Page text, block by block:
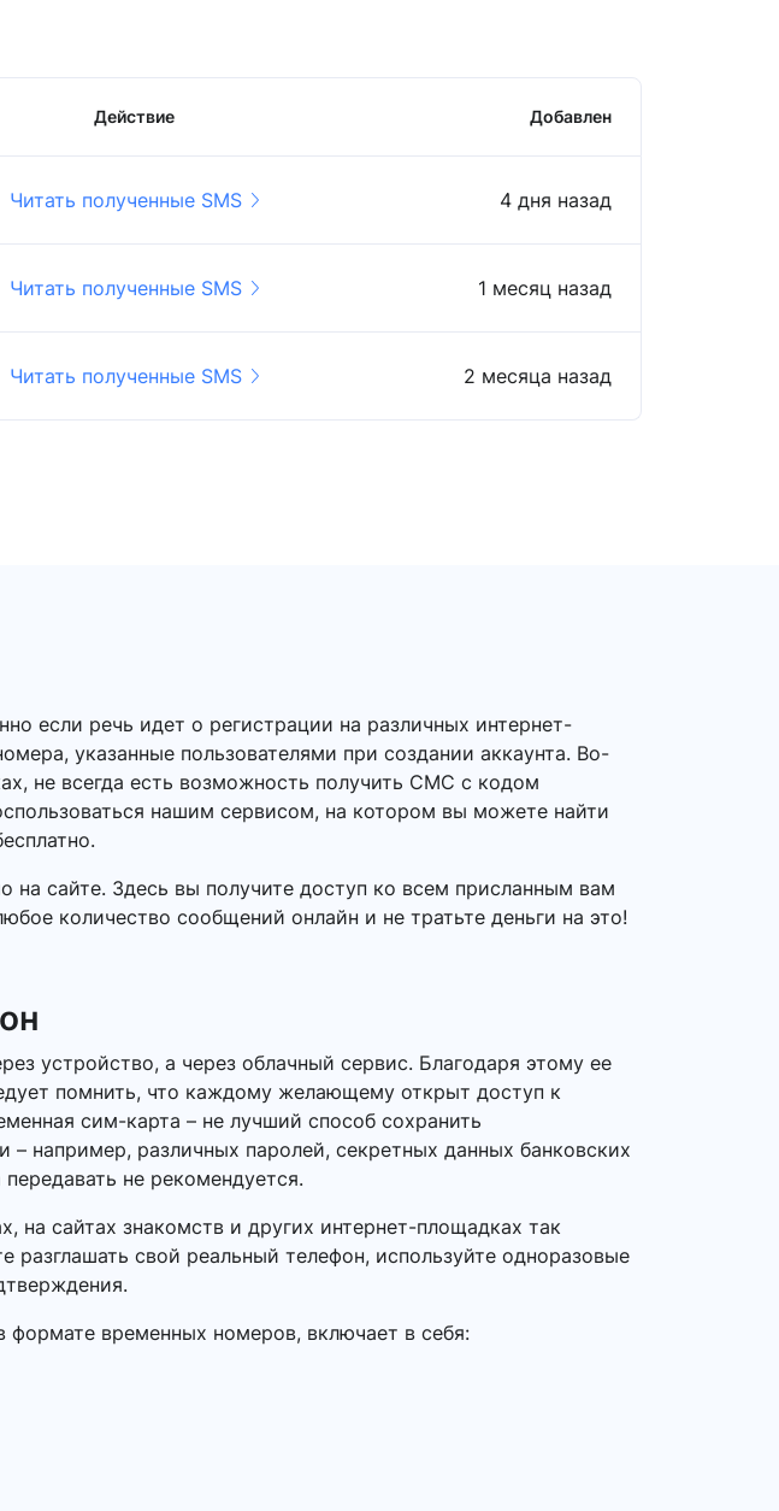
Действие Добавлен
Читать полученные SMS 4 дня назад
Читать полученные SMS 1 месяц назад
Читать полученные SMS 2 месяца назад
если речь идет о регистрации на различных интернет-
указанные пользователями при создании аккаунта. Во-
не всегда есть возможность получить СМС с кодом
нашим сервисом, на котором вы можете найти
сайте. Здесь вы получите доступ ко всем присланным вам
количество сообщений онлайн и не тратьте деньги на это!
устройство, а через облачный сервис. Благодаря этому ее
помнить, что каждому желающему открыт доступ к
сим-карта – не лучший способ сохранить
например, различных паролей, секретных данных банковских
не рекомендуется.
на сайтах знакомств и других интернет-площадках так
свой реальный телефон, используйте одноразовые
временных номеров, включает в себя: